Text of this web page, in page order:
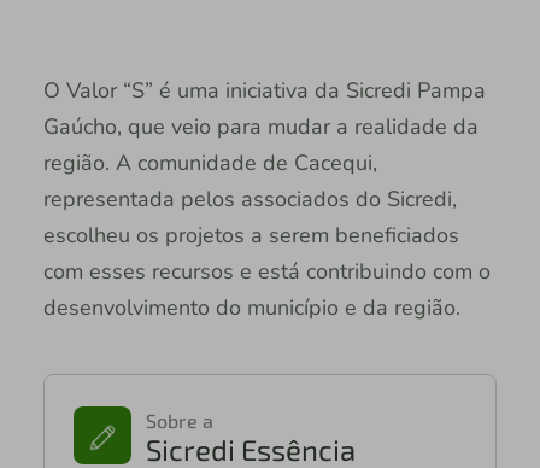
O Valor “S” é uma iniciativa da Sicredi Pampa
Gaúcho, que veio para mudar a realidade da
região. A comunidade de Cacequi,
representada pelos associados do Sicredi,
escolheu os projetos a serem beneficiados
com esses recursos e está contribuindo com o
desenvolvimento do município e da região.
Sobre a
Sicredi Essência